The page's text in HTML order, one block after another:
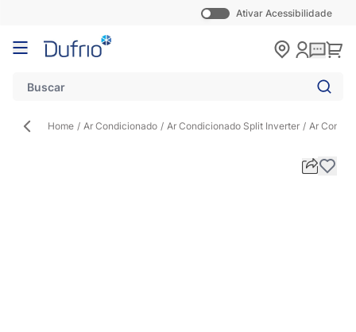
Ativar Acessibilidade
Pular para o conteúdo
Home / Ar Condicionado / Ar Condicionado Split Inverter / Ar